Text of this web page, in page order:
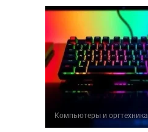
Компьютеры и оргтехника